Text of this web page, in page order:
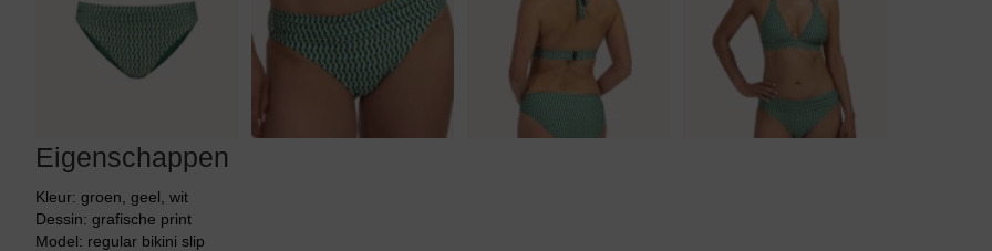
Eigenschappen
Kleur: groen, geel, wit
Dessin: grafische print
Model: regular bikini slip